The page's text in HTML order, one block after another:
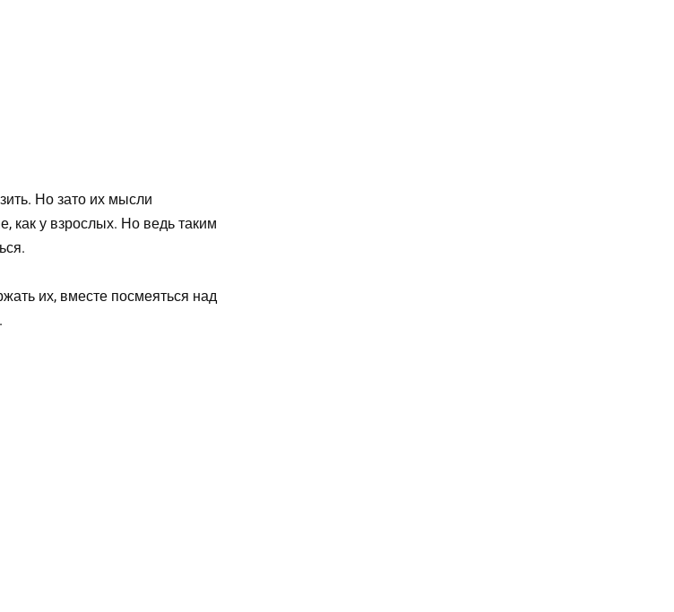
Но зато их мысли
как у взрослых. Но ведь таким
их, вместе посмеяться над